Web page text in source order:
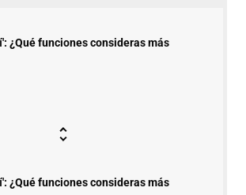
¿Qué funciones consideras más
¿Qué funciones consideras más